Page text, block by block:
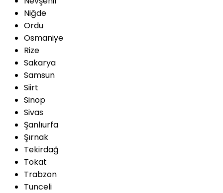
Niğde
Ordu
Osmaniye
Rize
Sakarya
Samsun
Siirt
Sinop
Sivas
Şanlıurfa
Şırnak
Tekirdağ
Tokat
Trabzon
Tunceli